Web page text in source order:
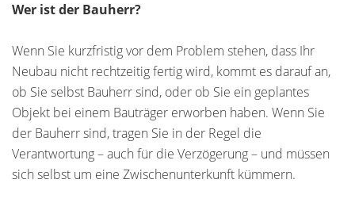
Wer ist der Bauherr?
Wenn Sie kurzfristig vor dem Problem stehen, dass Ihr
Neubau nicht rechtzeitig fertig wird, kommt es darauf an,
ob Sie selbst Bauherr sind, oder ob Sie ein geplantes
Objekt bei einem Bauträger erworben haben. Wenn Sie
der Bauherr sind, tragen Sie in der Regel die
Verantwortung – auch für die Verzögerung – und müssen
sich selbst um eine Zwischenunterkunft kümmern.